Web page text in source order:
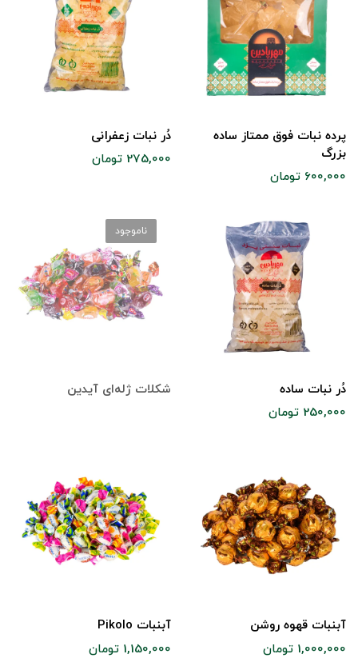
پرده نبات فوق ممتاز ساده
بزرگ
600,000 تومان
دُر نبات زعفرانی
275,000 تومان
دُر نبات ساده
250,000 تومان
شکلات ژله‌ای آیدین
ناموجود
آبنبات قهوه روشن
1,000,000 تومان
آبنبات Pikolo
1,150,000 تومان